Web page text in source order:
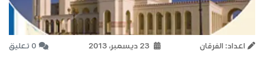
اعداد: الفرقان 0 تعليق